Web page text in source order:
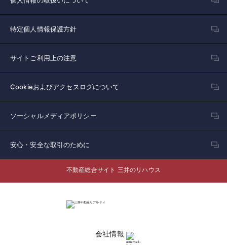
特定個人情報保護方針
サイトご利用上の注意
Cookieおよびアクセスログについて
ソーシャルメディアポリシー
安心・安全な取引のために
不動産総合サイト 三井のリハウス
会社情報